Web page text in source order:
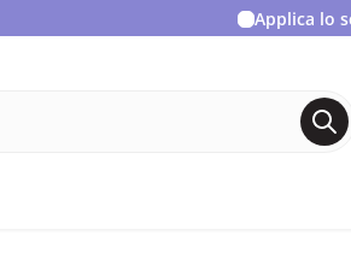
Applica lo